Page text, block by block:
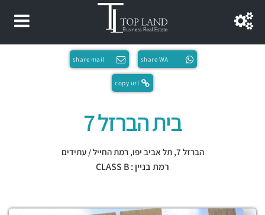
share WA
share mail
copy url
בית הברזל 7
הברזל 7, תל אביב יפו,רמת החייל / עתידים
רמת בניין : CLASS B